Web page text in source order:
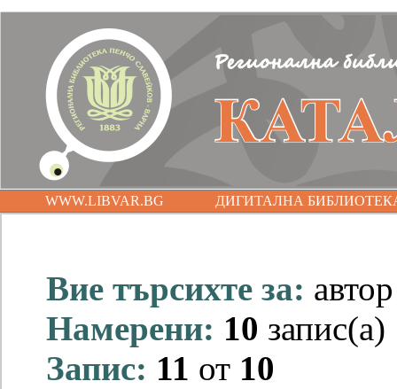
WWW.LIBVAR.BG ДИГИТАЛНА
Вие търсихте за:
Намерени: 10 запис(а)
Запис: 11 от 10